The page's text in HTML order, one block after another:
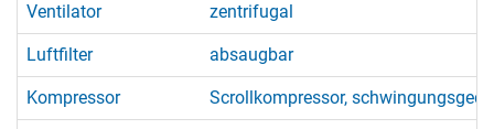
Ventilator zentrifugal
Luftfilter absaugbar
Kompressor Scrollkompressor,